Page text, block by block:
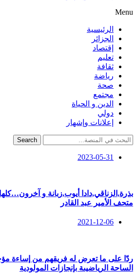
Menu
الرئيسية
الجزائر
إقتصاد
تعليم
ثقافة
رياضة
صحة
مجتمع
الدين و الحياة
دولي
إعلانات وإشهار
Search
2023-05-31
بذرة,الزناقي,دادا أيوب,زبانة و
متحف الأمير عبد القادر
2021-12-06
ردّا على ما تعرض له فريقهم من إساءة
الساحة الرياضيىة بإنجازات المولودية